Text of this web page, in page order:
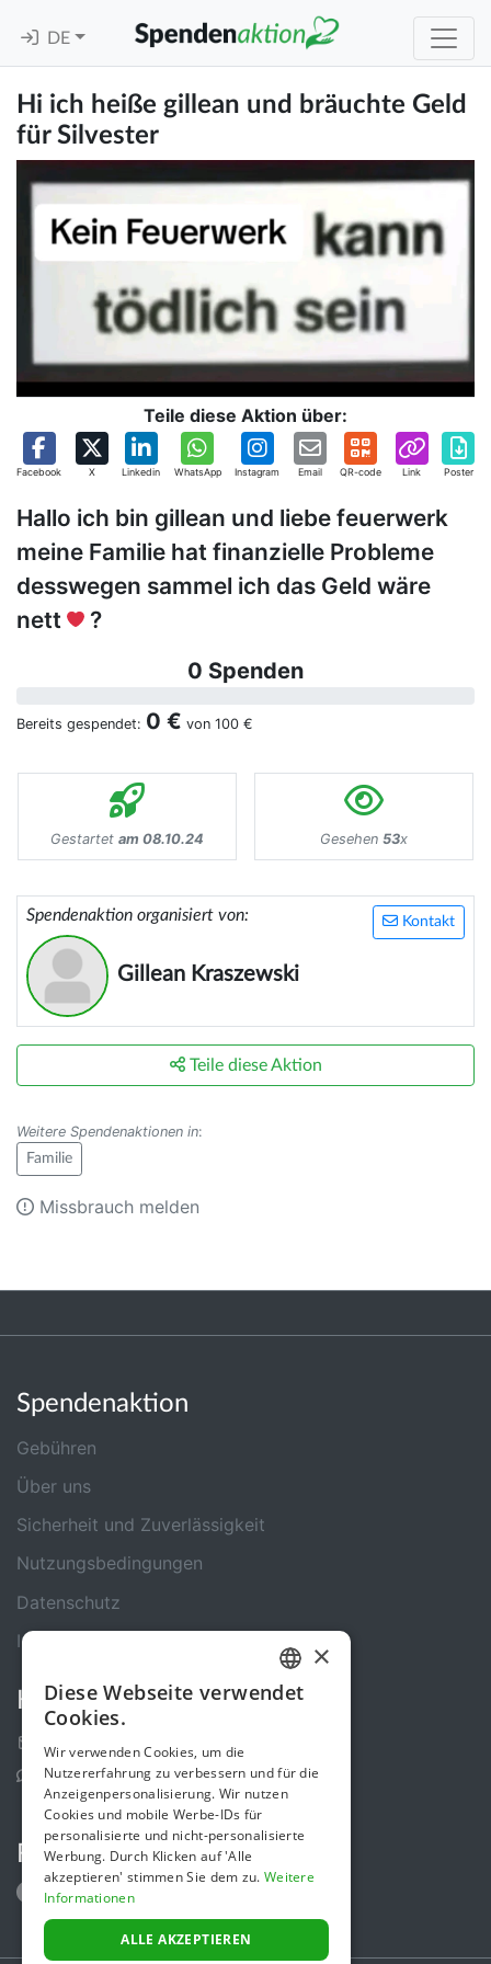
DE
Hi ich heiße gillean und bräuchte Geld
für Silvester
Teile diese Aktion über:
Facebook X Linkedin WhatsApp Instagram Email QR-code Link Poster
Hallo ich bin gillean und liebe feuerwerk
meine Familie hat finanzielle Probleme
desswegen sammel ich das Geld wäre
nett
?
0 Spenden
Bereits gespendet: 0 € von 100 €
Gestartet am 08.10.24 Gesehen 53x
Kontakt
Spendenaktion organisiert von:
Gillean Kraszewski
Teile diese Aktion
Weitere Spendenaktionen in:
Familie
Missbrauch melden
Spendenaktion
Gebühren
Über uns
Sicherheit und Zuverlässigkeit
Nutzungsbedingungen
Datenschutz
Impressum
Kontakt
Kontakt-Formular
Support Center
Folge uns
GERMAN
×
Diese Webseite verwendet
Cookies.
Wir verwenden Cookies, um die
Nutzererfahrung zu verbessern und für die
Anzeigenpersonalisierung. Wir nutzen
Cookies und mobile Werbe-IDs für
personalisierte und nicht-personalisierte
Werbung. Durch Klicken auf 'Alle
akzeptieren' stimmen Sie dem zu. Weitere
Informationen
ALLE AKZEPTIEREN